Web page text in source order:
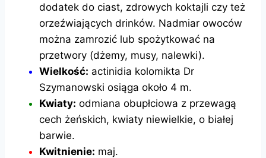
dodatek do ciast, zdrowych koktajli czy też
orzeźwiających drinków. Nadmiar owoców
można zamrozić lub spożytkować na
przetwory (dżemy, musy, nalewki).
Wielkość: actinidia kolomikta Dr
Szymanowski osiąga około 4 m.
Kwiaty: odmiana obupłciowa z przewagą
cech żeńskich, kwiaty niewielkie, o białej
barwie.
Kwitnienie: maj.